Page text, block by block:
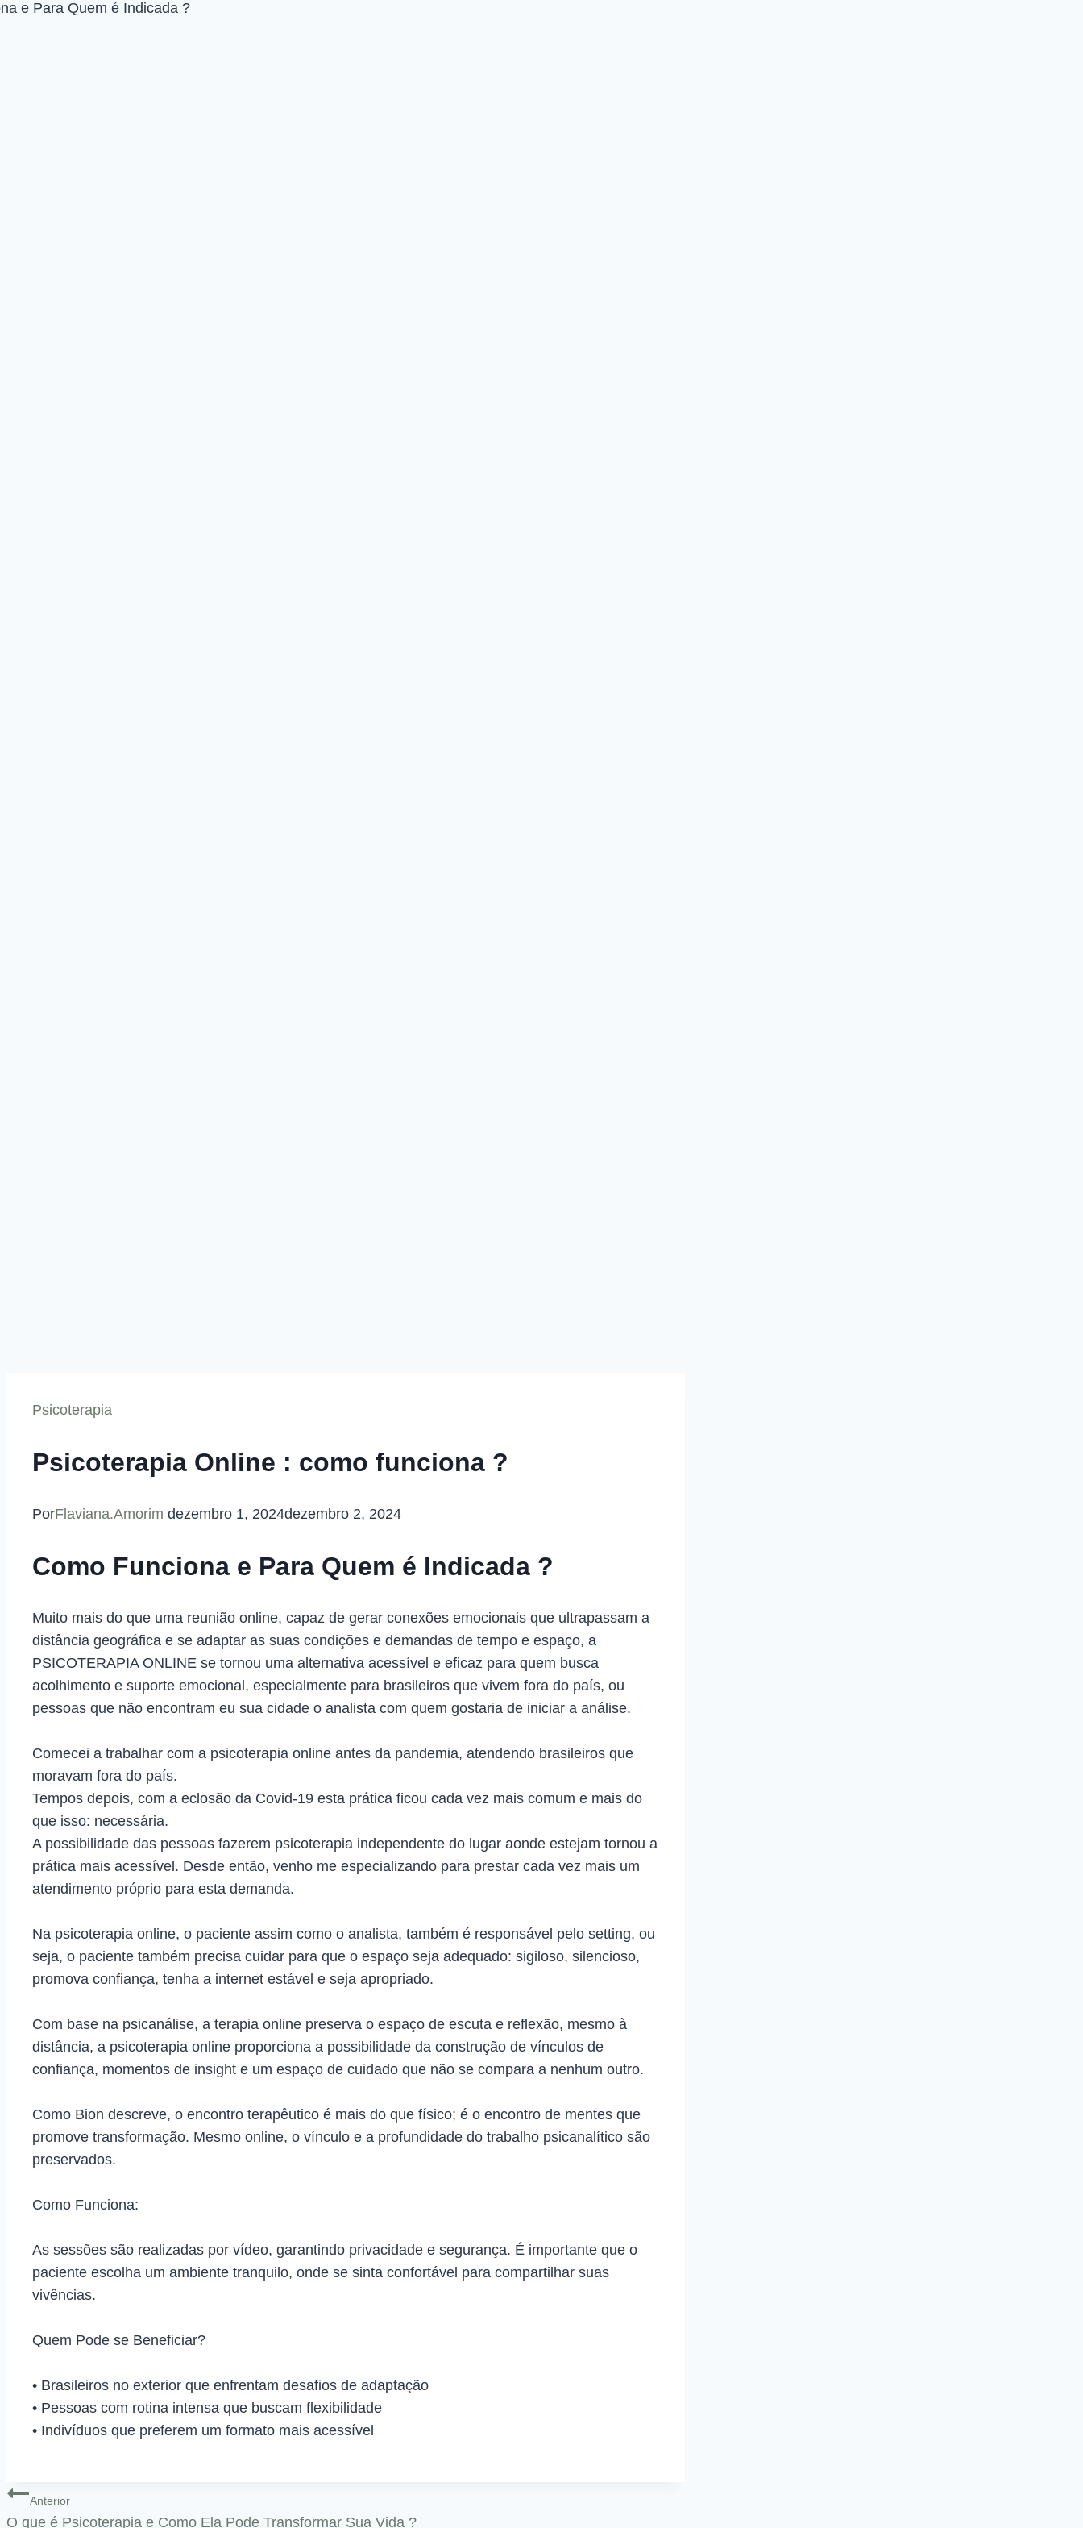
Psicoterapia
⁠Psicoterapia Online : como funciona ?
PorFlaviana.Amorim dezembro 1, 2024dezembro 2, 2024
Como Funciona e Para Quem é Indicada ?
Muito mais do que uma reunião online, capaz de gerar conexões emocionais que ultrapassam a
distância geográfica e se adaptar as suas condições e demandas de tempo e espaço, a
PSICOTERAPIA ONLINE se tornou uma alternativa acessível e eficaz para quem busca
acolhimento e suporte emocional, especialmente para brasileiros que vivem fora do país, ou
pessoas que não encontram eu sua cidade o analista com quem gostaria de iniciar a análise.
Comecei a trabalhar com a psicoterapia online antes da pandemia, atendendo brasileiros que
moravam fora do país.
Tempos depois, com a eclosão da Covid-19 esta prática ficou cada vez mais comum e mais do
que isso: necessária.
A possibilidade das pessoas fazerem psicoterapia independente do lugar aonde estejam tornou a
prática mais acessível. Desde então, venho me especializando para prestar cada vez mais um
atendimento próprio para esta demanda.
Na psicoterapia online, o paciente assim como o analista, também é responsável pelo setting, ou
seja, o paciente também precisa cuidar para que o espaço seja adequado: sigiloso, silencioso,
promova confiança, tenha a internet estável e seja apropriado.
Com base na psicanálise, a terapia online preserva o espaço de escuta e reflexão, mesmo à
distância, a psicoterapia online proporciona a possibilidade da construção de vínculos de
confiança, momentos de insight e um espaço de cuidado que não se compara a nenhum outro.
Como Bion descreve, o encontro terapêutico é mais do que físico; é o encontro de mentes que
promove transformação. Mesmo online, o vínculo e a profundidade do trabalho psicanalítico são
preservados.
Como Funciona:
As sessões são realizadas por vídeo, garantindo privacidade e segurança. É importante que o
paciente escolha um ambiente tranquilo, onde se sinta confortável para compartilhar suas
vivências.
Quem Pode se Beneficiar?
•⁠ ⁠Brasileiros no exterior que enfrentam desafios de adaptação
•⁠ ⁠Pessoas com rotina intensa que buscam flexibilidade
•⁠ ⁠Indivíduos que preferem um formato mais acessível
Anterior
⁠O que é Psicoterapia e Como Ela Pode Transformar Sua Vida ?